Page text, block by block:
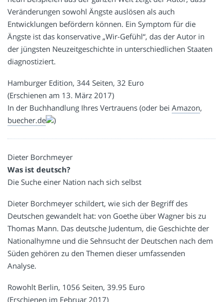
Veränderungen sowohl Ängste auslösen als auch
Entwicklungen befördern können. Ein Symptom für die
Ängste ist das konservative „Wir-Gefühl“, das der Autor in
der jüngsten Neuzeitgeschichte in unterschiedlichen Staaten
diagnostiziert.
Hamburger Edition, 344 Seiten, 32 Euro
(Erschienen am 13. März 2017)
In der Buchhandlung Ihres Vertrauens (oder bei Amazon,
buecher.de
)
Dieter Borchmeyer
Was ist deutsch?
Die Suche einer Nation nach sich selbst
Dieter Borchmeyer schildert, wie sich der Begriff des
Deutschen gewandelt hat: von Goethe über Wagner bis zu
Thomas Mann. Das deutsche Judentum, die Geschichte der
Nationalhymne und die Sehnsucht der Deutschen nach dem
Süden gehören zu den Themen dieser umfassenden
Analyse.
Rowohlt Berlin, 1056 Seiten, 39.95 Euro
(Erschienen im Februar 2017)